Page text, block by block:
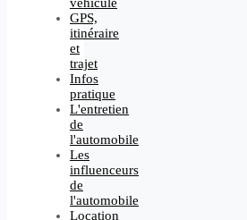
GPS,
itinéraire
et
trajet
Infos
pratique
L'entretien
de
l'automobile
Les
influenceurs
de
l'automobile
Location